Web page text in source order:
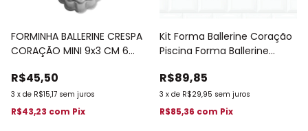
FORMINHA BALLERINE CRESPA
CORAÇÃO MINI 9x3 CM 6
R$45,50
3 x de R$15,17 sem juros
R$43,23 com Pix
Kit Forma Ballerine Coração
Piscina Forma Ballerine
R$89,85
3 x de R$29,95 sem juros
R$85,36 com Pix